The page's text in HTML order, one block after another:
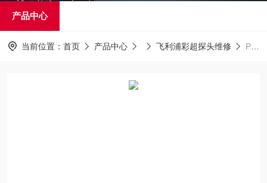
产品中心
当前位置： 首页 产品中心 飞利浦彩超探头维修 PHILIPS探头维修飞利浦高频探头上机图像部分区域有重影维修